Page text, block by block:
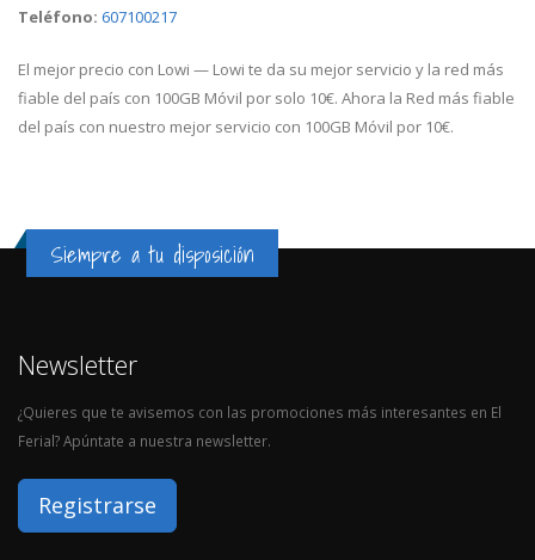
Teléfono: 607100217
El mejor precio con Lowi — Lowi te da su mejor servicio y la red más
fiable del país con 100GB Móvil por solo 10€. Ahora la Red más fiable
del país con nuestro mejor servicio con 100GB Móvil por 10€.
Siempre a tu disposición
Newsletter
¿Quieres que te avisemos con las promociones más interesantes en El
Ferial? Apúntate a nuestra newsletter.
Registrarse